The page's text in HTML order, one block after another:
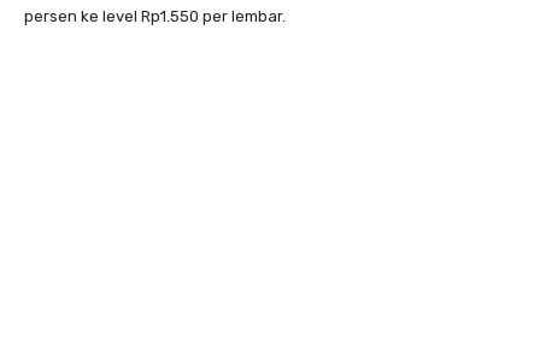
persen ke level Rp1.550 per lembar.